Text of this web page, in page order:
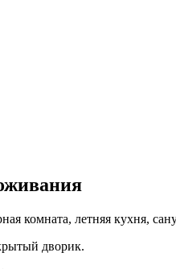
комната, летняя кухня,
дворик.